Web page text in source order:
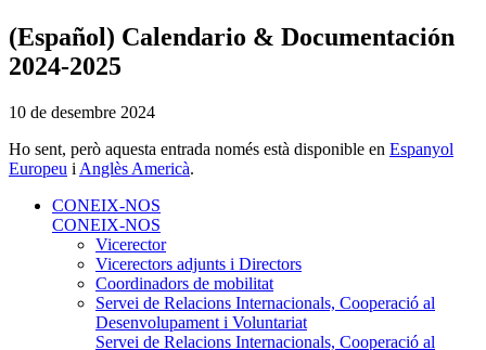
(Español) Calendario & Documentación
2024-2025
10 de desembre 2024
Ho sent, però aquesta entrada només està disponible en Espanyol
Europeu i Anglès Americà.
CONEIX-NOS
CONEIX-NOS
Vicerector
Vicerectors adjunts i Directors
Coordinadors de mobilitat
Servei de Relacions Internacionals, Cooperació al
Desenvolupament i Voluntariat
Servei de Relacions Internacionals, Cooperació al